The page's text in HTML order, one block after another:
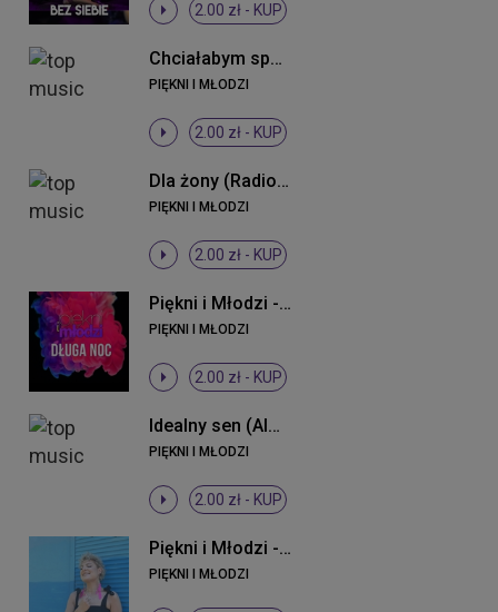
2.00 zł - KUP
Chciałabym spać z Tobą
PIĘKNI I MŁODZI
2.00 zł - KUP
Dla żony (Radio Edit)
PIĘKNI I MŁODZI
2.00 zł - KUP
Piękni i Młodzi - Długa noc ((Original Mix))
PIĘKNI I MŁODZI
2.00 zł - KUP
Idealny sen (Almomban) (Radio Edit)
PIĘKNI I MŁODZI
2.00 zł - KUP
Piękni i Młodzi - Jak w bajce (ti amo) (Radio Edit)
PIĘKNI I MŁODZI